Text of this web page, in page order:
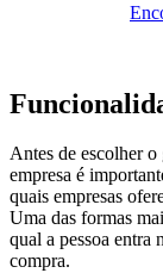
Antes de escolher o
empresa é
quais empresas
Uma das formas
qual a pessoa entra
compra.